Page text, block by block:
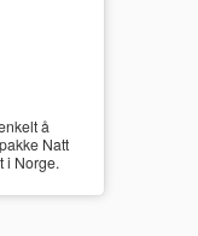
å
Natt
i Norge.